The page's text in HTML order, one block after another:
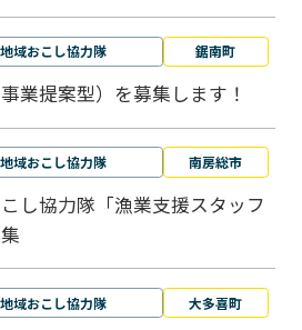
地域おこし協力隊 鋸南町
業提案型）を募集します！
地域おこし協力隊 南房総市
し協力隊「漁業支援スタッフ
地域おこし協力隊 大多喜町